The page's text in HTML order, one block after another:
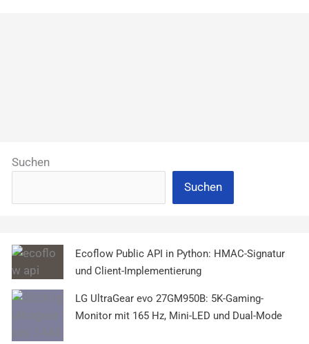
Suchen
Suchen
Ecoflow Public API in Python: HMAC-Signatur
und Client-Implementierung
LG UltraGear evo 27GM950B: 5K-Gaming-
Monitor mit 165 Hz, Mini-LED und Dual-Mode